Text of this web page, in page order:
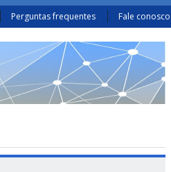
Perguntas frequentes Fale conosco